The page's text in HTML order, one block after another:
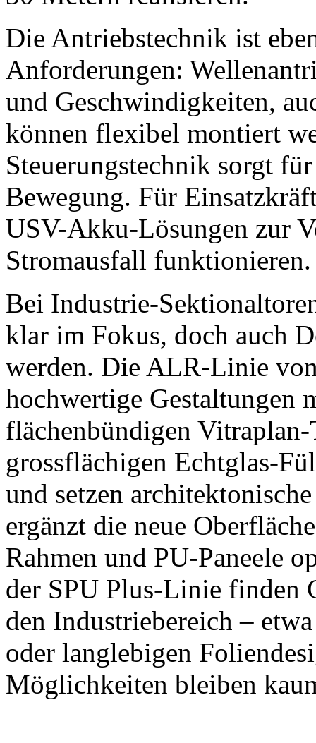
Die Antriebstechnik ist
Anforderungen:
und Geschwindigkeiten,
können flexibel montiert
Steuerungstechnik sorgt
Bewegung. Für
USV-Akku-Lösungen zur
Stromausfall funktionieren.
Bei Industrie-
klar im Fokus, doch auch
werden. Die ALR-Linie
hochwertige Gestaltungen
flächenbündigen
grossflächigen Echtglas-
und setzen
ergänzt die neue
Rahmen und PU-Paneele
der SPU Plus-Linie finden
den Industriebereich –
oder langlebigen
Möglichkeiten bleiben